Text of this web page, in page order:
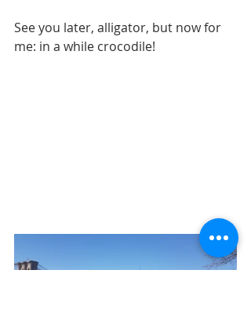
See you later, alligator, but now for
me: in a while crocodile!